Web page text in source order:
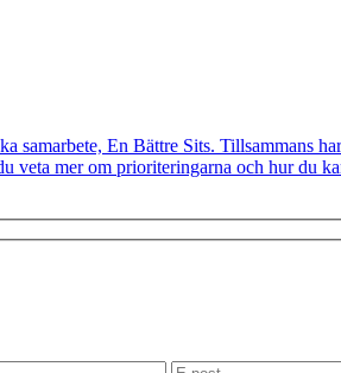
samarbete, En Bättre Sits. Tillsammans
veta mer om prioriteringarna och hur du